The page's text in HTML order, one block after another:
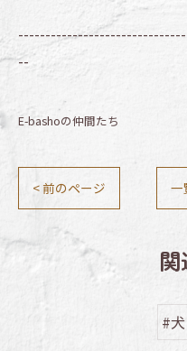
--
E-bashoの仲間たち
< 前のページ 一
#犬